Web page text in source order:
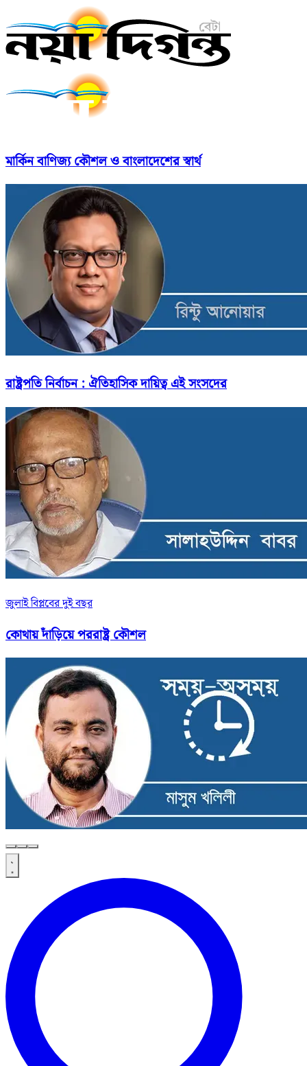
মার্কিন বাণিজ্য কৌশল ও বাংলাদেশের স্বার্থ
রাষ্ট্রপতি নির্বাচন : ঐতিহাসিক দায়িত্ব এই সংসদের
জুলাই বিপ্লবের দুই বছর
কোথায় দাঁড়িয়ে পররাষ্ট্র কৌশল